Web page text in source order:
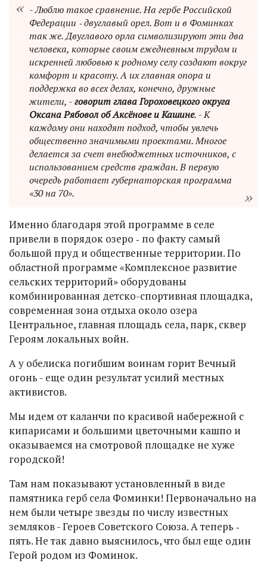
- Люблю такое сравнение. На гербе Российской
Федерации ‑ двуглавый орел. Вот и в Фоминках
так же. Двуглавого орла символизируют эти два
человека, которые своим ежедневным трудом и
искренней любовью к родному селу создают вокруг
комфорт и красоту. А их главная опора и
поддержка во всех делах, конечно, дружные
жители, -говорит глава Гороховецкого округа
Оксана Рябовол об Аксёнове и Кашине. - К
каждому они находят подход, чтобы увлечь
общественно значимыми проектами. Многое
делается за счет внебюджетных источников, с
использованием средств граждан. В первую
очередь работает губернаторская программа
«30 на 70».
Именно благодаря этой программе в селе
привели в порядок озеро ‑ по факту самый
большой пруд и общественные территории. По
областной программе «Комплексное развитие
сельских территорий» оборудованы
комбинированная детско-спортивная площадка,
современная зона отдыха около озера
Центральное, главная площадь села, парк, сквер
Героям локальных войн.
А у обелиска погибшим воинам горит Вечный
огонь - еще один результат усилий местных
активистов.
Мы идем от каланчи по красивой набережной с
кипарисами и большими цветочными кашпо и
оказываемся на смотровой площадке не хуже
городской!
Там нам показывают установленный в виде
памятника герб села Фоминки! Первоначально на
нем были четыре звезды по числу известных
земляков - Героев Советского Союза. А теперь ‑
пять. Не так давно выяснилось, что был еще один
Герой родом из Фоминок.